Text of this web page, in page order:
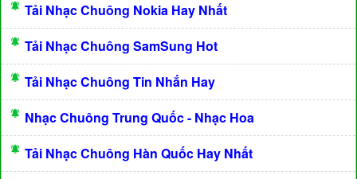
Tải Nhạc Chuông Nokia Hay Nhất
Tải Nhạc Chuông SamSung Hot
Tải Nhạc Chuông Tin Nhắn Hay
Nhạc Chuông Trung Quốc - Nhạc Hoa
Tải Nhạc Chuông Hàn Quốc Hay Nhất